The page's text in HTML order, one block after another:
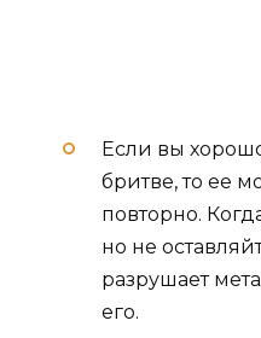
Если вы
бритве, то ее
повторно.
но не
разрушает
его.